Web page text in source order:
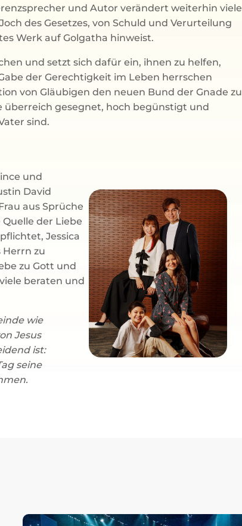
und Autor verändert weiterhin viele
des Gesetzes, von Schuld und Verurteilung
Werk auf Golgatha hinweist.
und setzt sich dafür ein, ihnen zu helfen,
der Gerechtigkeit im Leben herrschen
von Gläubigen den neuen Bund der Gnade zu
überreich gesegnet, hoch begünstigt und
sind.
und
David
aus Sprüche
der Liebe
Jessica
Herrn zu
zu Gott und
beraten und
wie
Jesus
ist:
seine